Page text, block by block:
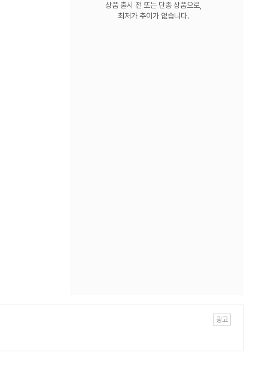
상품 출시 전 또는 단종 상품으로,
최저가 추이가 없습니다.